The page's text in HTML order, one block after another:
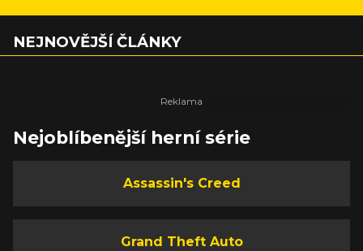
NEJNOVĚJŠÍ ČLÁNKY
Nejoblíbenější herní série
Assassin's Creed
Grand Theft Auto